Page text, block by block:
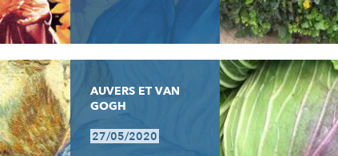
AUVERS ET VAN
GOGH
27/05/2020